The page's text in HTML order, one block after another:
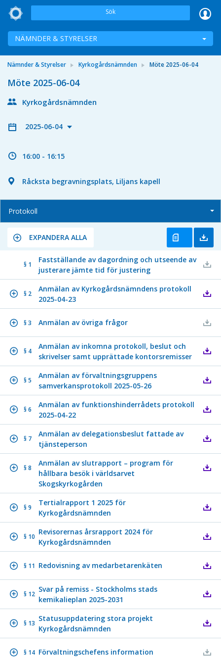
Sök
NÄMNDER & STYRELSER
Nämnder & Styrelser Kyrkogårdsnämnden Möte 2025-06-04
Möte 2025-06-04
Kyrkogårdsnämnden
2025-06-04
16:00 - 16:15
Råcksta begravningsplats, Liljans kapell
Protokoll
EXPANDERA ALLA
§ 1
Fastställande av dagordning och utseende av
justerare jämte tid för justering
§ 2
Anmälan av Kyrkogårdsnämndens protokoll
2025-04-23
§ 3 Anmälan av övriga frågor
§ 4
Anmälan av inkomna protokoll, beslut och
skrivelser samt upprättade kontorsremisser
§ 5
Anmälan av förvaltningsgruppens
samverkansprotokoll 2025-05-26
§ 6
Anmälan av funktionshinderrådets protokoll
2025-04-22
§ 7
Anmälan av delegationsbeslut fattade av
tjänsteperson
§ 8
Anmälan av slutrapport – program för
hållbara besök i världsarvet
Skogskyrkogården
§ 9
Tertialrapport 1 2025 för
Kyrkogårdsnämnden
§ 10
Revisorernas årsrapport 2024 för
Kyrkogårdsnämnden
§ 11 Redovisning av medarbetarenkäten
§ 12
Svar på remiss - Stockholms stads
kemikalieplan 2025-2031
§ 13
Statusuppdatering stora projekt
Kyrkogårdsnämnden
§ 14 Förvaltningschefens information